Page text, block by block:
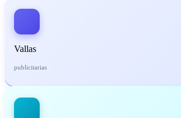
Vallas
publicitarias